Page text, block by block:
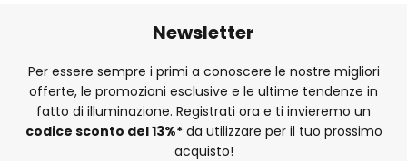
Newsletter
Per essere sempre i primi a conoscere le nostre migliori
offerte, le promozioni esclusive e le ultime tendenze in
fatto di illuminazione. Registrati ora e ti invieremo un
codice sconto del13%*da utilizzare per il tuo prossimo
acquisto!